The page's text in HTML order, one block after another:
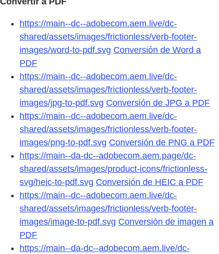
https://main--dc--adobecom.aem.live/dc-
shared/assets/images/frictionless/verb-footer-
images/word-to-pdf.svg Conversión de Word a
PDF
https://main--dc--adobecom.aem.live/dc-
shared/assets/images/frictionless/verb-footer-
images/jpg-to-pdf.svg Conversión de JPG a PDF
https://main--dc--adobecom.aem.live/dc-
shared/assets/images/frictionless/verb-footer-
images/png-to-pdf.svg Conversión de PNG a PDF
https://main--da-dc--adobecom.aem.page/dc-
shared/assets/images/product-icons/frictionless-
svg/heic-to-pdf.svg Conversión de HEIC a PDF
https://main--dc--adobecom.aem.live/dc-
shared/assets/images/frictionless/verb-footer-
images/image-to-pdf.svg Conversión de imagen a
PDF
https://main--da-dc--adobecom.aem.live/dc-